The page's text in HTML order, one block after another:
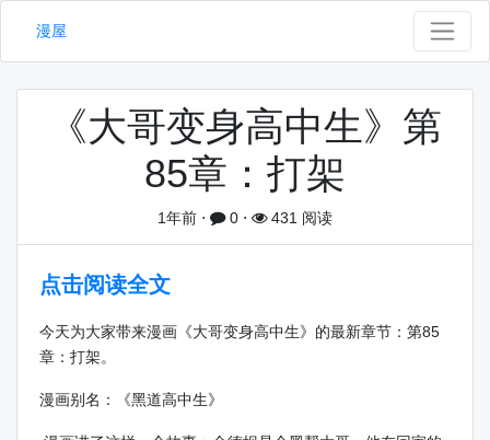
漫屋
《大哥变身高中生》第
85章：打架
1年前 ⋅ 0 ⋅ 431 阅读
点击阅读全文
今天为大家带来漫画《大哥变身高中生》的最新章节：第85
章：打架。
漫画别名：《黑道高中生》